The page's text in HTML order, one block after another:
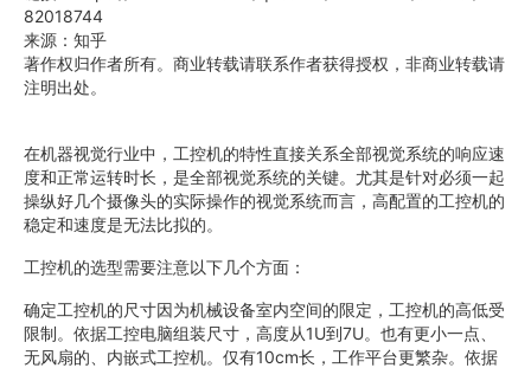
82018744
来源：知乎
著作权归作者所有。商业转载请联系作者获得授权，非商业转载请
注明出处。
在机器视觉行业中，工控机的特性直接关系全部视觉系统的响应速
度和正常运转时长，是全部视觉系统的关键。尤其是针对必须一起
操纵好几个摄像头的实际操作的视觉系统而言，高配置的工控机的
稳定和速度是无法比拟的。
工控机的选型需要注意以下几个方面：
确定工控机的尺寸因为机械设备室内空间的限定，工控机的高低受
限制。依据工控电脑组装尺寸，高度从1U到7U。也有更小一点、
无风扇的、内嵌式工控机。仅有10cm长，工作平台更繁杂。依据